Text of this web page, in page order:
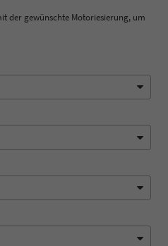
der gewünschte Motoriesierung, um